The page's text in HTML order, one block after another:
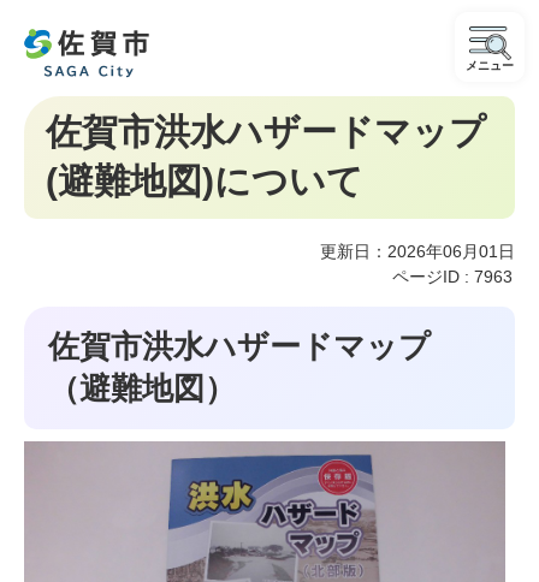
メニュー
佐賀市洪水ハザードマップ
(避難地図)について
更新日：2026年06月01日
ページID : 7963
佐賀市洪水ハザードマップ
（避難地図）